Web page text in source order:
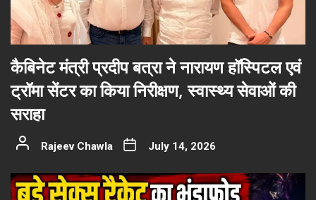
कैबिनेट मंत्री प्रदीप बत्रा ने नारायण हॉस्पिटल एवं
ट्रॉमा सेंटर का किया निरीक्षण, स्वास्थ्य सेवाओं की
सराहा
Rajeev Chawla July 14, 2026